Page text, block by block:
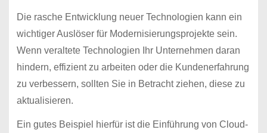
Die rasche Entwicklung neuer Technologien kann ein
wichtiger Auslöser für Modernisierungsprojekte sein.
Wenn veraltete Technologien Ihr Unternehmen daran
hindern, effizient zu arbeiten oder die Kundenerfahrung
zu verbessern, sollten Sie in Betracht ziehen, diese zu
aktualisieren.
Ein gutes Beispiel hierfür ist die Einführung von Cloud-